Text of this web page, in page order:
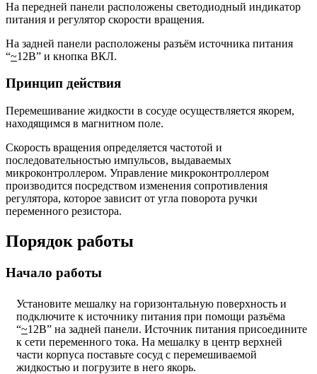
На передней панели расположены светодиодный индикатор
питания и регулятор скорости вращения.
На задней панели расположены разъём источника питания
“~12В” и кнопка ВКЛ.
Принцип действия
Перемешивание жидкости в сосуде осуществляется якорем,
находящимся в магнитном поле.
Скорость вращения определяется частотой и
последовательностью импульсов, выдаваемых
микроконтроллером. Управление микроконтроллером
производится посредством изменения сопротивления
регулятора, которое зависит от угла поворота ручки
переменного резистора.
Порядок работы
Начало работы
Установите мешалку на горизонтальную поверхность и
подключите к источнику питания при помощи разъёма
“~12В” на задней панели. Источник питания присоедините
к сети переменного тока. На мешалку в центр верхней
части корпуса поставьте сосуд с перемешиваемой
жидкостью и погрузите в него якорь.